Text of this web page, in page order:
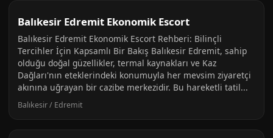
Balıkesir Edremit Ekonomik Escort
Balıkesir Edremit Ekonomik Escort Rehberi: Bilinçli
Tercihler İçin Kapsamlı Bir Bakış Balıkesir Edremit, sahip
olduğu doğal güzellikler, termal kaynakları ve Kaz
Dağları'nın eteklerindeki konumuyla her mevsim ziyaretçi
akınına uğrayan bir cazibe merkezidir. Bu hareketli tatil...
Balıkesir / Edremit